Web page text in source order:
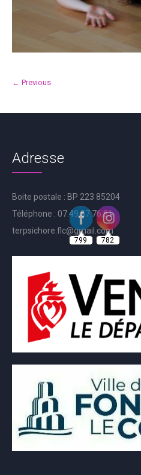
← Previous
Adresse
Boite postale : BP 223 85204
Téléphone : 07.49.57.76.81
terpsichore.flc@gmail.com
799 782